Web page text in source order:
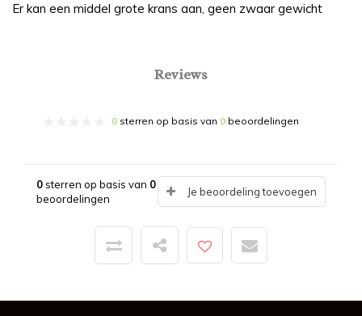
Er kan een middel grote krans aan, geen zwaar gewicht
Reviews
0 sterren op basis van 0 beoordelingen
0sterren op basis van 0
beoordelingen
Je beoordeling toevoegen